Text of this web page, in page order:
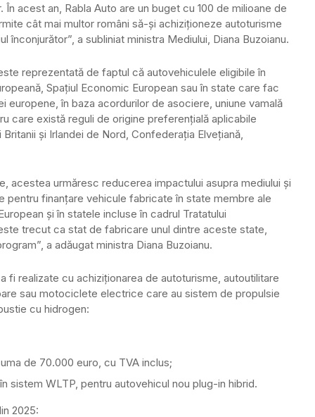
acest an, Rabla Auto are un buget cu 100 de milioane de
cât mai multor români să-și achiziționeze autoturisme
înconjurător”, a subliniat ministra Mediului, Diana Buzoianu.
reprezentată de faptul că autovehiculele eligibile în
Spațiul Economic European sau în state care fac
europene, în baza acordurilor de asociere, uniune vamală
care există reguli de origine preferențială aplicabile
și Irlandei de Nord, Confederația Elvețiană,
acestea urmăresc reducerea impactului asupra mediului și
pentru finanțare vehicule fabricate în state membre ale
și în statele incluse în cadrul Tratatului
trecut ca stat de fabricare unul dintre aceste state,
a adăugat ministra Diana Buzoianu.
fi realizate cu achiziţionarea de autoturisme, autoutilitare
sau motociclete electrice care au sistem de propulsie
cu hidrogen:
de 70.000 euro, cu TVA inclus;
sistem WLTP, pentru autovehicul nou plug-in hibrid.
2025: